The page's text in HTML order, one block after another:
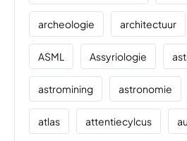
archeologie architectuur
ASML Assyriologie
astromining astronomie
atlas attentiecylcus